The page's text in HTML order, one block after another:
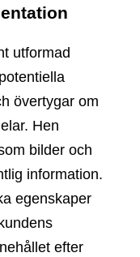
utformad
övertygar om
Hen
bilder och
information.
egenskaper
efter